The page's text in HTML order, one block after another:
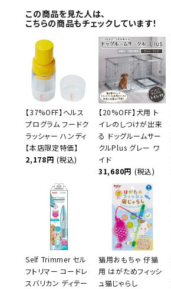
この商品を見た人は、
こちらの商品もチェックしています！
【37%OFF】ヘルス
プログラム フードク
ラッシャー ハンディ
【本店限定特価】
2,178円 (税込)
【20%OFF】犬用 ト
イレのしつけが出来
る ドッグルームサー
クルPlus グレー ワ
イド
31,680円 (税込)
Self Trimmer セル
フトリマー コードレ
スバリカン ディテー
猫用おもちゃ 仔猫
用 はがためフィッシ
ュ猫じゃらし